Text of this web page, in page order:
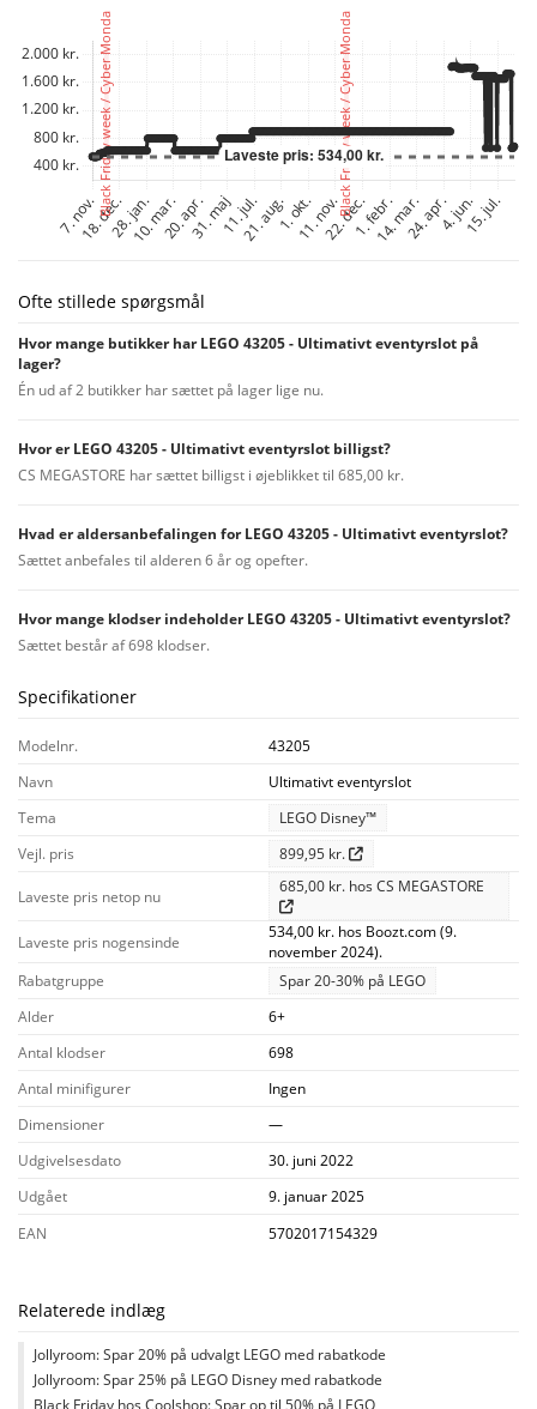
Ofte stillede spørgsmål
Hvor mange butikker har LEGO 43205 - Ultimativt eventyrslot på
lager?
Én ud af 2 butikker har sættet på lager lige nu.
Hvor er LEGO 43205 - Ultimativt eventyrslot billigst?
CS MEGASTORE har sættet billigst i øjeblikket til 685,00 kr.
Hvad er aldersanbefalingen for LEGO 43205 - Ultimativt eventyrslot?
Sættet anbefales til alderen 6 år og opefter.
Hvor mange klodser indeholder LEGO 43205 - Ultimativt eventyrslot?
Sættet består af 698 klodser.
Specifikationer
Modelnr.
43205
Navn
Ultimativt eventyrslot
Tema
LEGO Disney™
Vejl. pris
899,95 kr.
Laveste pris netop nu 685,00 kr. hos CS MEGASTORE
Laveste pris nogensinde
534,00 kr. hos Boozt.com (9.
november 2024).
Rabatgruppe
Spar 20-30% på LEGO
Alder
6+
Antal klodser
698
Antal minifigurer
Ingen
Dimensioner
—
Udgivelsesdato
30. juni 2022
Udgået
9. januar 2025
EAN
5702017154329
Relaterede indlæg
Jollyroom: Spar 20% på udvalgt LEGO med rabatkode
Jollyroom: Spar 25% på LEGO Disney med rabatkode